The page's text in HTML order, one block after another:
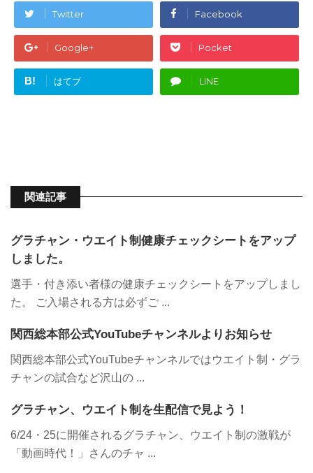
Twitter Facebook
Google+ Pocket
B! はてブ LINE
関連記事
グラチャン・ウエイト制健康チェックシートをアップ
しました。
選手・付き添い者様の健康チェックシートをアップしまし
た。 ご入場される方は必ずご ...
関西総本部公式YouTubeチャンネルよりお知らせ
関西総本部公式YouTubeチャンネルではウエイト制・グラ
チャンの試合など沢山の ...
グラチャン、ウエイト制を生配信で見よう！
6/24・25に開催されるグラチャン、ウエイト制の激戦が
「動画時代！」さんのチャ ...